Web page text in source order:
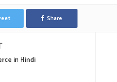
Share
in Hindi